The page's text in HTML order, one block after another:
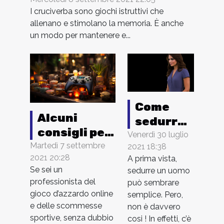
I cruciverba sono giochi istruttivi che
allenano e stimolano la memoria. È anche
un modo per mantenere e...
Alcuni
consigli per
scegliere
una buona
piattaforma
di gioco
Martedì 7 settembre
2021 20:28
Se sei un
professionista del
gioco d’azzardo online
e delle scommesse
sportive, senza dubbio
Come
sedurre
un uomo
?
Venerdì 30 luglio
2021 18:38
A prima vista,
sedurre un uomo
può sembrare
semplice. Pero,
non è davvero
cosi ! In effetti, c’è